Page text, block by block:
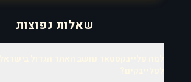
שאלות נפוצות